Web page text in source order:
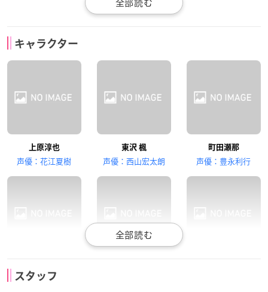
大野虎之助
小西克幸
唐木田七緒
キャラクター
上原淳也
声優：花江夏樹
東沢 楓
声優：西山宏太朗
町田瀬那
声優：豊永利行
声優：石川界人
スタッフ